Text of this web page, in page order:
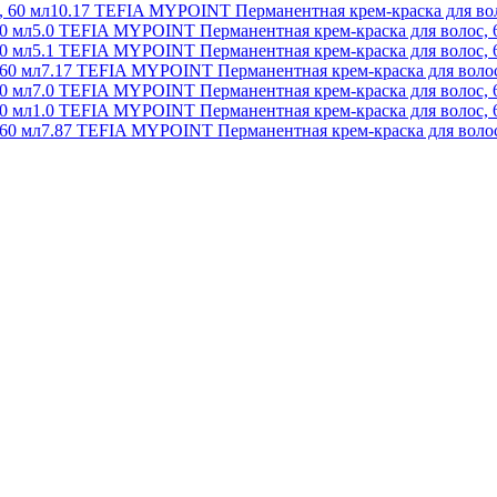
10.17 TEFIA MYPOINT Перманентная крем-краска для
5.0 TEFIA MYPOINT Перманентная крем-краска для волос,
5.1 TEFIA MYPOINT Перманентная крем-краска для волос,
7.17 TEFIA MYPOINT Перманентная крем-краска для
7.0 TEFIA MYPOINT Перманентная крем-краска для волос,
1.0 TEFIA MYPOINT Перманентная крем-краска для волос,
7.87 TEFIA MYPOINT Перманентная крем-краска для